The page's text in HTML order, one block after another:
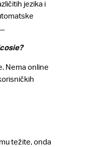
jezika i
Nema online
težite, onda